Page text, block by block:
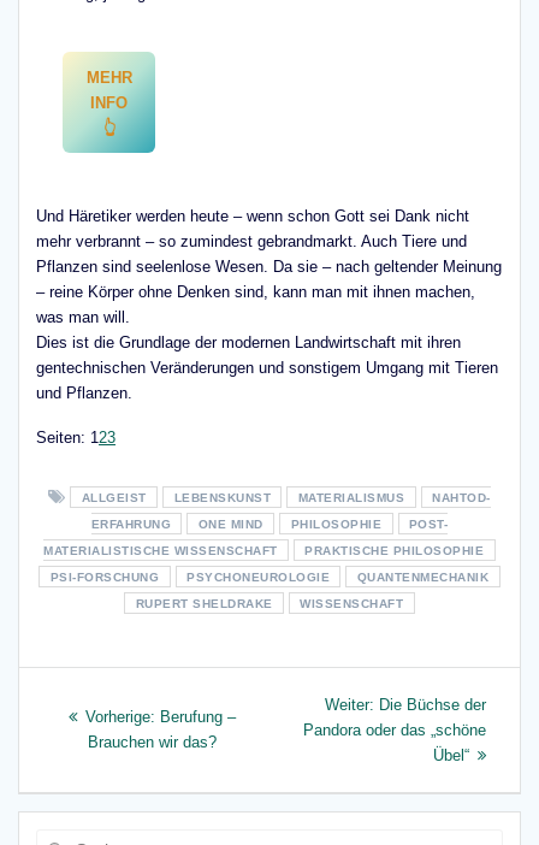
MEHR
INFO
👆
Und Häretiker werden heute – wenn schon Gott sei Dank nicht
mehr verbrannt – so zumindest gebrandmarkt. Auch Tiere und
Pflanzen sind seelenlose Wesen. Da sie – nach geltender Meinung
– reine Körper ohne Denken sind, kann man mit ihnen machen,
was man will.
Dies ist die Grundlage der modernen Landwirtschaft mit ihren
gentechnischen Veränderungen und sonstigem Umgang mit Tieren
und Pflanzen.
Seiten: Seite
1 ,
Seite
2,
Seite
3
ALLGEIST LEBENSKUNST MATERIALISMUS
NAHTOD-
ERFAHRUNG
ONE MIND PHILOSOPHIE
POST-
MATERIALISTISCHE WISSENSCHAFT
PRAKTISCHE PHILOSOPHIE
PSI-FORSCHUNG
PSYCHONEUROLOGIE
QUANTENMECHANIK
RUPERT SHELDRAKE
WISSENSCHAFT
Beitragsnavigation
Vorherige: Vorheriger
Beitrag:
Berufung –
Brauchen wir das?
Weiter: Nächster
Beitrag:
Die Büchse der
Pandora oder das „schöne
Übel“